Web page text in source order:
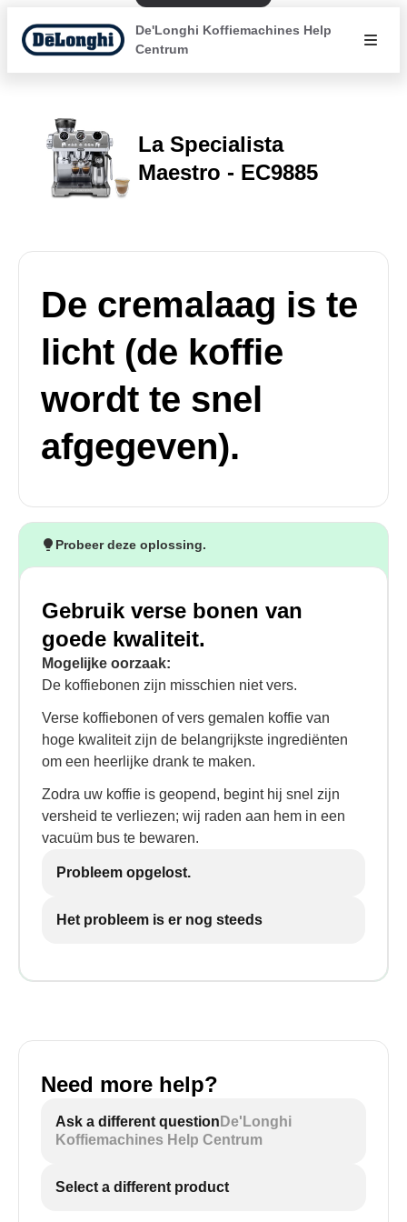
De'Longhi Koffiemachines Help
Centrum
La Specialista
Maestro - EC9885
De cremalaag is te
licht (de koffie
wordt te snel
afgegeven).
Probeer deze oplossing.
Gebruik verse bonen van
goede kwaliteit.
Mogelijke oorzaak:
De koffiebonen zijn misschien niet vers.
Verse koffiebonen of vers gemalen koffie van
hoge kwaliteit zijn de belangrijkste ingrediënten
om een heerlijke drank te maken.
Zodra uw koffie is geopend, begint hij snel zijn
versheid te verliezen; wij raden aan hem in een
vacuüm bus te bewaren.
Probleem opgelost.
Het probleem is er nog steeds
Need more help?
Ask a different question De'Longhi
Koffiemachines Help Centrum
Select a different product